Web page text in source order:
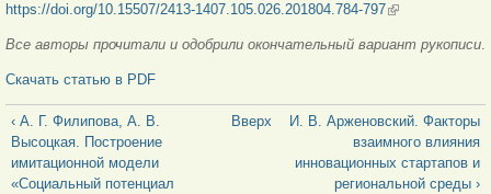
https://doi.org/10.15507/2413-1407.105.026.201804.784-797(внешняя
Все авторы прочитали и одобрили окончательный вариант рукописи.
Скачать статью в PDF
‹ А. Г. Филипова, А. В.
Высоцкая. Построение
имитационной модели
«Cоциальный потенциал
Вверх
И. В. Арженовский. Факторы
взаимного влияния
инновационных cтартапов и
региональной среды ›